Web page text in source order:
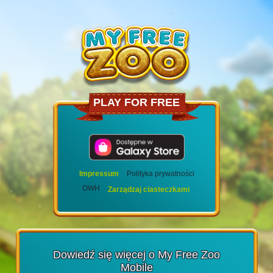
PLAY FOR FREE
Impressum
Polityka prywatności
OWH
Zarządzaj ciasteczkami
Dowiedź się więcej o My Free Zoo
Mobile